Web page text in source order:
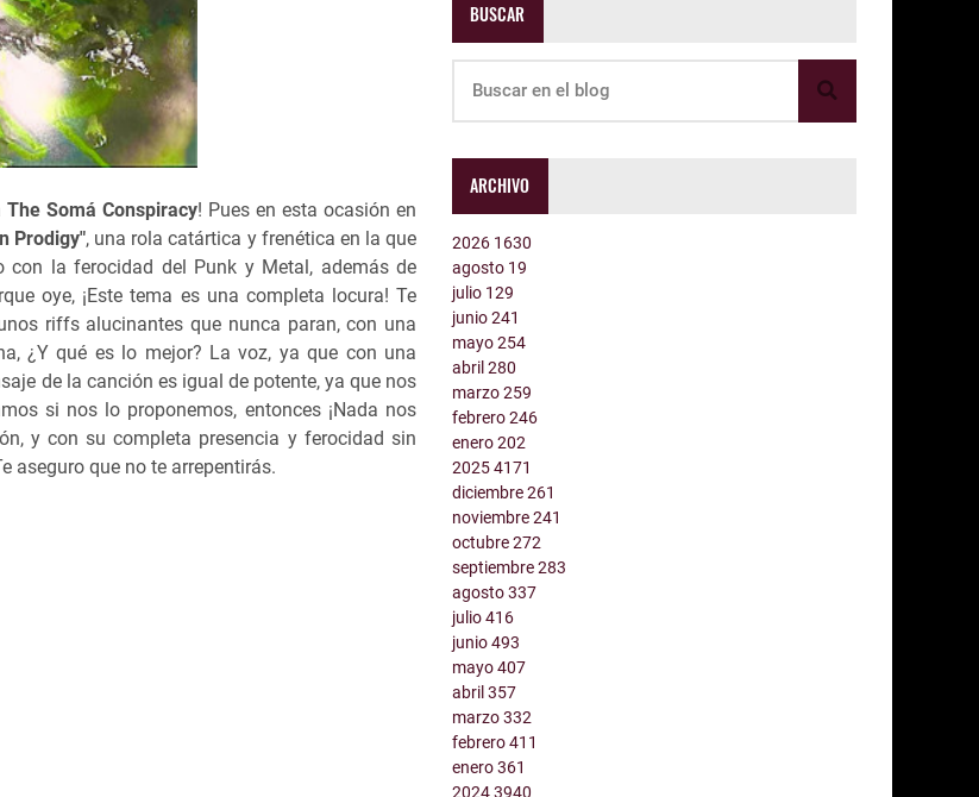
The Somá Conspiracy! Pues en esta ocasión en
Prodigy", una rola catártica y frenética en la que
con la ferocidad del Punk y Metal, además de
oye, ¡Este tema es una completa locura! Te
riffs alucinantes que nunca paran, con una
¿Y qué es lo mejor? La voz, ya que con una
de la canción es igual de potente, ya que nos
si nos lo proponemos, entonces ¡Nada nos
y con su completa presencia y ferocidad sin
aseguro que no te arrepentirás.
BUSCAR
ARCHIVO
2026 1630
agosto 19
julio 129
junio241
mayo254
abril280
marzo259
febrero246
enero202
20254171
diciembre261
noviembre241
octubre272
septiembre283
agosto337
julio416
junio493
mayo407
abril357
marzo332
febrero411
enero361
20243940